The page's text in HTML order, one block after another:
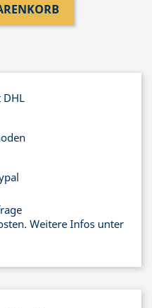
DHL
Weitere Infos unter